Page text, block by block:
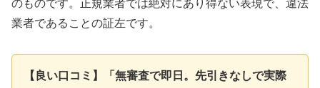
のものです。正規業者では絶対にあり得ない表現で、違法
業者であることの証左です。
【良い口コミ】「無審査で即日。先引きなしで実際